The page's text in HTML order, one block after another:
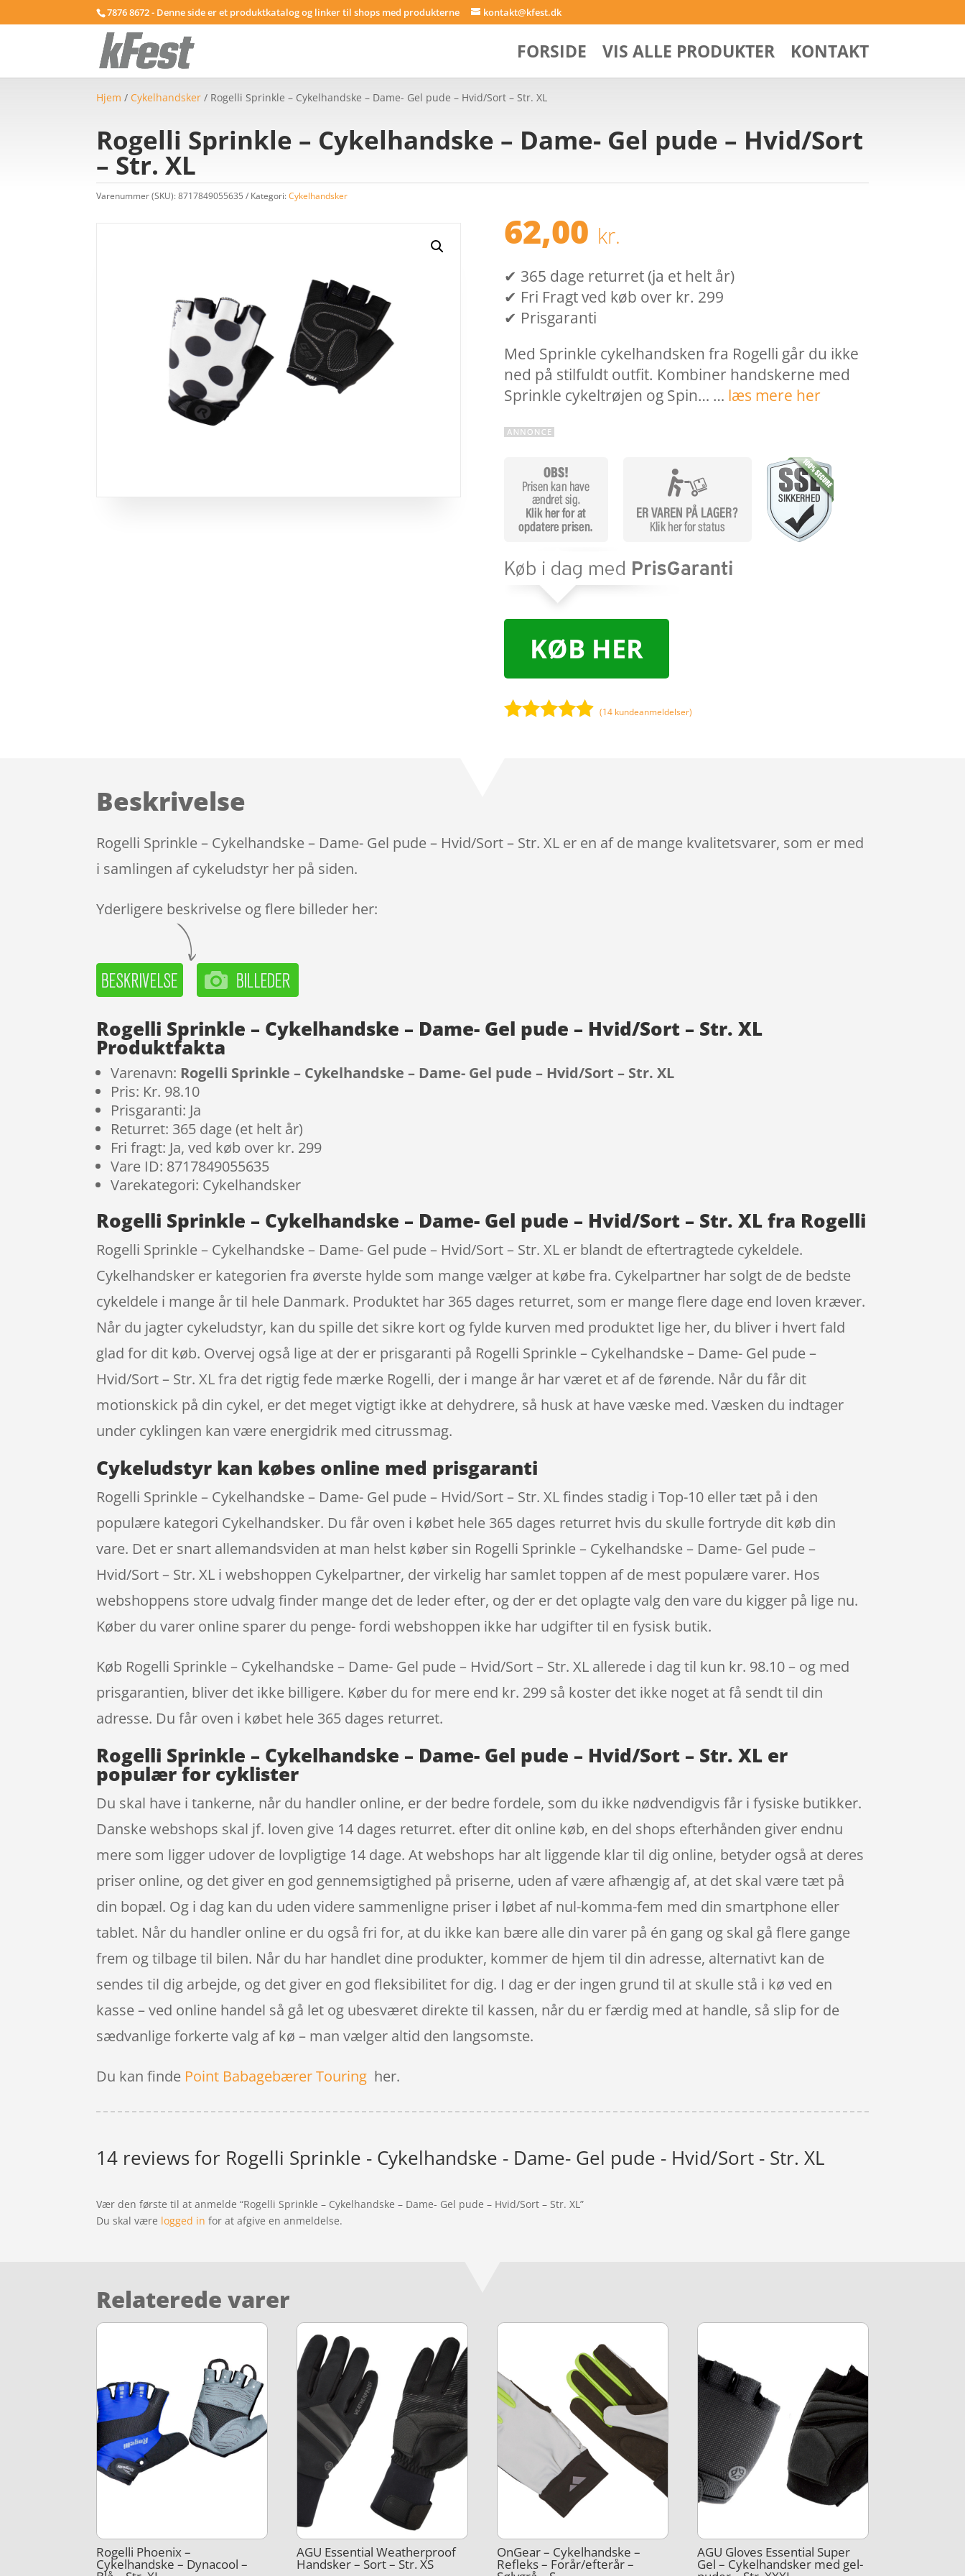
7876 8672 - Denne side er et produktkatalog og linker til shops med produkterne kontakt@kfest.dk
FORSIDE VIS ALLE PRODUKTER KONTAKT
Hjem / Cykelhandsker / Rogelli Sprinkle – Cykelhandske – Dame- Gel pude – Hvid/Sort – Str. XL
Rogelli Sprinkle – Cykelhandske – Dame- Gel pude – Hvid/Sort
– Str. XL
Varenummer (SKU):8717849055635 Kategori:Cykelhandsker
62,00 kr.
✔ 365 dage returret (ja et helt år)
✔ Fri Fragt ved køb over kr. 299
✔ Prisgaranti
Med Sprinkle cykelhandsken fra Rogelli går du ikke
ned på stilfuldt outfit. Kombiner handskerne med
Sprinkle cykeltrøjen og Spin… … læs mere her
KØB HER
(14 kundeanmeldelser)
Beskrivelse
Rogelli Sprinkle – Cykelhandske – Dame- Gel pude – Hvid/Sort – Str. XL er en af de mange kvalitetsvarer, som er med
i samlingen af cykeludstyr her på siden.
Yderligere beskrivelse og flere billeder her:
Rogelli Sprinkle – Cykelhandske – Dame- Gel pude – Hvid/Sort – Str. XL
Produktfakta
Varenavn: Rogelli Sprinkle – Cykelhandske – Dame- Gel pude – Hvid/Sort – Str. XL
Pris: Kr. 98.10
Prisgaranti: Ja
Returret: 365 dage (et helt år)
Fri fragt: Ja, ved køb over kr. 299
Vare ID: 8717849055635
Varekategori: Cykelhandsker
Rogelli Sprinkle – Cykelhandske – Dame- Gel pude – Hvid/Sort – Str. XL fra Rogelli
Rogelli Sprinkle – Cykelhandske – Dame- Gel pude – Hvid/Sort – Str. XL er blandt de eftertragtede cykeldele.
Cykelhandsker er kategorien fra øverste hylde som mange vælger at købe fra. Cykelpartner har solgt de de bedste
cykeldele i mange år til hele Danmark. Produktet har 365 dages returret, som er mange flere dage end loven kræver.
Når du jagter cykeludstyr, kan du spille det sikre kort og fylde kurven med produktet lige her, du bliver i hvert fald
glad for dit køb. Overvej også lige at der er prisgaranti på Rogelli Sprinkle – Cykelhandske – Dame- Gel pude –
Hvid/Sort – Str. XL fra det rigtig fede mærke Rogelli, der i mange år har været et af de førende. Når du får dit
motionskick på din cykel, er det meget vigtigt ikke at dehydrere, så husk at have væske med. Væsken du indtager
under cyklingen kan være energidrik med citrussmag.
Cykeludstyr kan købes online med prisgaranti
Rogelli Sprinkle – Cykelhandske – Dame- Gel pude – Hvid/Sort – Str. XL findes stadig i Top-10 eller tæt på i den
populære kategori Cykelhandsker. Du får oven i købet hele 365 dages returret hvis du skulle fortryde dit køb din
vare. Det er snart allemandsviden at man helst køber sin Rogelli Sprinkle – Cykelhandske – Dame- Gel pude –
Hvid/Sort – Str. XL i webshoppen Cykelpartner, der virkelig har samlet toppen af de mest populære varer. Hos
webshoppens store udvalg finder mange det de leder efter, og der er det oplagte valg den vare du kigger på lige nu.
Køber du varer online sparer du penge- fordi webshoppen ikke har udgifter til en fysisk butik.
Køb Rogelli Sprinkle – Cykelhandske – Dame- Gel pude – Hvid/Sort – Str. XL allerede i dag til kun kr. 98.10 – og med
prisgarantien, bliver det ikke billigere. Køber du for mere end kr. 299 så koster det ikke noget at få sendt til din
adresse. Du får oven i købet hele 365 dages returret.
Rogelli Sprinkle – Cykelhandske – Dame- Gel pude – Hvid/Sort – Str. XL er
populær for cyklister
Du skal have i tankerne, når du handler online, er der bedre fordele, som du ikke nødvendigvis får i fysiske butikker.
Danske webshops skal jf. loven give 14 dages returret. efter dit online køb, en del shops efterhånden giver endnu
mere som ligger udover de lovpligtige 14 dage. At webshops har alt liggende klar til dig online, betyder også at deres
priser online, og det giver en god gennemsigtighed på priserne, uden af være afhængig af, at det skal være tæt på
din bopæl. Og i dag kan du uden videre sammenligne priser i løbet af nul-komma-fem med din smartphone eller
tablet. Når du handler online er du også fri for, at du ikke kan bære alle din varer på én gang og skal gå flere gange
frem og tilbage til bilen. Når du har handlet dine produkter, kommer de hjem til din adresse, alternativt kan de
sendes til dig arbejde, og det giver en god fleksibilitet for dig. I dag er der ingen grund til at skulle stå i kø ved en
kasse – ved online handel så gå let og ubesværet direkte til kassen, når du er færdig med at handle, så slip for de
sædvanlige forkerte valg af kø – man vælger altid den langsomste.
Du kan finde Point Babagebærer Touring her.
14 reviews for Rogelli Sprinkle - Cykelhandske - Dame- Gel pude - Hvid/Sort - Str. XL
Vær den første til at anmelde “Rogelli Sprinkle – Cykelhandske – Dame- Gel pude – Hvid/Sort – Str. XL”
Du skal være logged in for at afgive en anmeldelse.
Relaterede varer
Rogelli Phoenix –
Cykelhandske – Dynacool –
AGU Essential Weatherproof
Handsker – Sort – Str. XS
OnGear – Cykelhandske –
Refleks – Forår/efterår –
AGU Gloves Essential Super
Gel – Cykelhandsker med gel-